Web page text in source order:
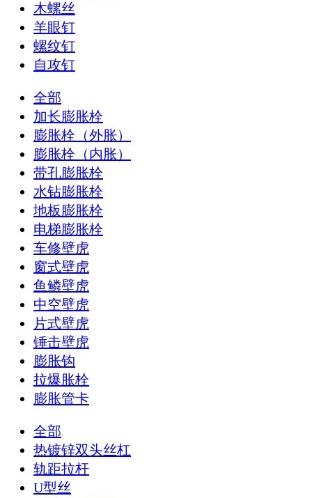
木螺丝
羊眼钉
螺纹钉
自攻钉
全部
加长膨胀栓
膨胀栓（外胀）
膨胀栓（内胀）
带孔膨胀栓
水钻膨胀栓
地板膨胀栓
电梯膨胀栓
车修壁虎
窗式壁虎
鱼鳞壁虎
中空壁虎
片式壁虎
锤击壁虎
膨胀钩
拉爆胀栓
膨胀管卡
全部
热镀锌双头丝杠
轨距拉杆
U型丝